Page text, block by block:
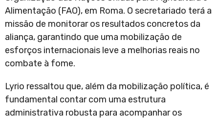
Alimentação (FAO), em Roma. O secretariado terá a
missão de monitorar os resultados concretos da
aliança, garantindo que uma mobilização de
esforços internacionais leve a melhorias reais no
combate à fome.
Lyrio ressaltou que, além da mobilização política, é
fundamental contar com uma estrutura
administrativa robusta para acompanhar os